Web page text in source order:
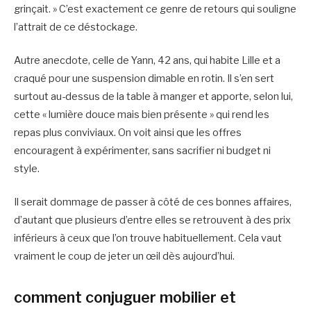
grinçait. » C’est exactement ce genre de retours qui souligne
l’attrait de ce déstockage.
Autre anecdote, celle de Yann, 42 ans, qui habite Lille et a
craqué pour une suspension dimable en rotin. Il s’en sert
surtout au-dessus de la table à manger et apporte, selon lui,
cette « lumière douce mais bien présente » qui rend les
repas plus conviviaux. On voit ainsi que les offres
encouragent à expérimenter, sans sacrifier ni budget ni
style.
Il serait dommage de passer à côté de ces bonnes affaires,
d’autant que plusieurs d’entre elles se retrouvent à des prix
inférieurs à ceux que l’on trouve habituellement. Cela vaut
vraiment le coup de jeter un œil dès aujourd’hui.
comment conjuguer mobilier et